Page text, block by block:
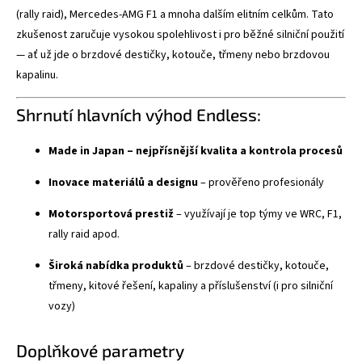
(rally raid), Mercedes-AMG F1 a mnoha dalším elitním celkům. Tato
zkušenost zaručuje vysokou spolehlivost i pro běžné silniční použití
— ať už jde o brzdové destičky, kotouče, třmeny nebo brzdovou
kapalinu.
Shrnutí hlavních výhod Endless:
Made in Japan – nejpřísnější kvalita a kontrola procesů
Inovace materiálů a designu– prověřeno profesionály
Motorsportová prestiž – využívají je top týmy ve WRC, F1,
rally raid apod.
Široká nabídka produktů– brzdové destičky, kotouče,
třmeny, kitové řešení, kapaliny a příslušenství (i pro silniční
vozy)
Doplňkové parametry